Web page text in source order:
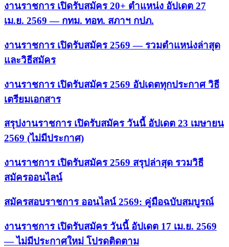
งานราชการ เปิดรับสมัคร 20+ ตำแหน่ง อัปเดต 27
เม.ย. 2569 — กทม. ทอท. สภาฯ กปภ.
งานราชการ เปิดรับสมัคร 2569 — รวมตำแหน่งล่าสุด
และวิธีสมัคร
งานราชการ เปิดรับสมัคร 2569 อัปเดตทุกประกาศ วิธี
เตรียมเอกสาร
สรุปงานราชการ เปิดรับสมัคร วันนี้ อัปเดต 23 เมษายน
2569 (ไม่มีประกาศ)
งานราชการ เปิดรับสมัคร 2569 สรุปล่าสุด รวมวิธี
สมัครออนไลน์
สมัครสอบราชการ ออนไลน์ 2569: คู่มือฉบับสมบูรณ์
งานราชการ เปิดรับสมัคร วันนี้ อัปเดต 17 เม.ย. 2569
— ไม่มีประกาศใหม่ โปรดติดตาม